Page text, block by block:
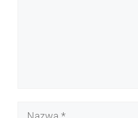
Nazwa